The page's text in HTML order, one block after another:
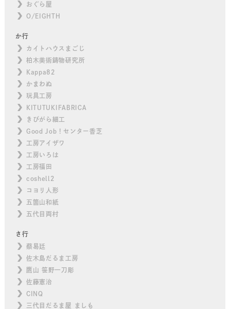
おぐら屋
O/EIGHTH
か行
カイトハウスまごじ
柏木美術鋳物研究所
Kappa82
かまわぬ
玩具工房
KITUTUKIFABRICA
きびがら細工
Good Job！センター香芝
工房アイザワ
工房いろは
工房福田
coshell2
コヨリ人形
五箇山和紙
五代目両村
さ行
蔡易廷
佐木島だるま工房
鷹山 笹野一刀彫
佐藤憲治
CINQ
三代目だるま屋 ましも